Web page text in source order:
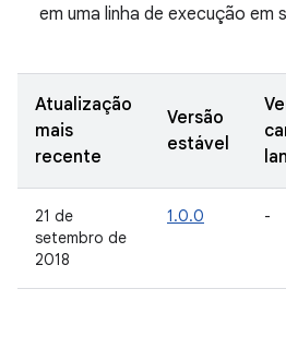
em uma linha de execução em
Atualização
mais
recente
Versão
estável
21 de
setembro de
2018
1.0.0 -